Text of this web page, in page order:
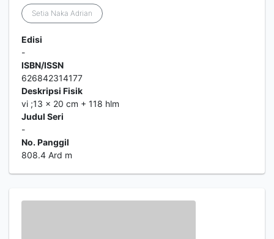
Setia Naka Adrian
Edisi
-
ISBN/ISSN
626842314177
Deskripsi Fisik
vi ;13 x 20 cm + 118 hlm
Judul Seri
-
No. Panggil
808.4 Ard m